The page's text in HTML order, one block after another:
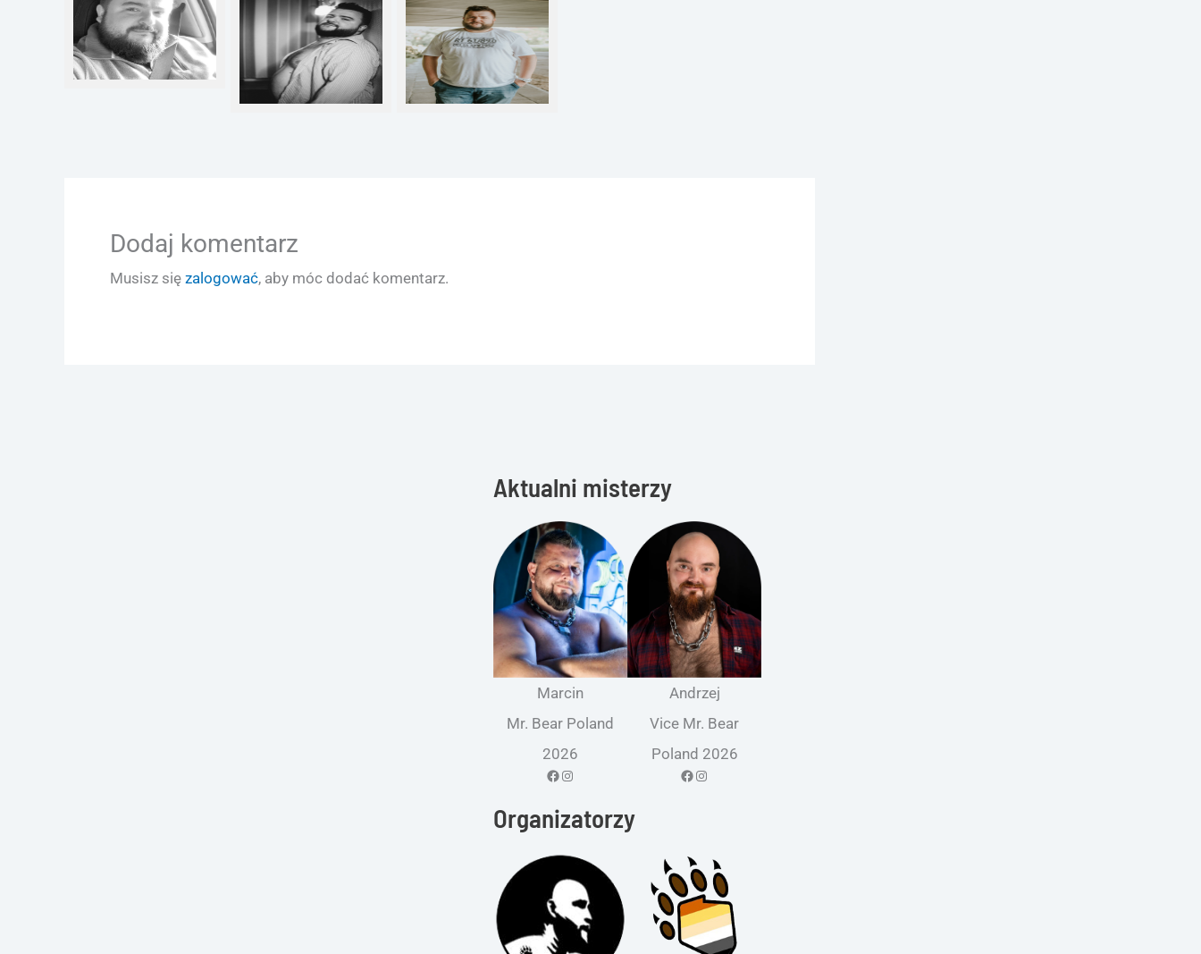
Dodaj komentarz
Musisz się zalogować, aby móc dodać komentarz.
Aktualni misterzy
Marcin
Mr. Bear Poland
2026
Facebook Instagram
Andrzej
Vice Mr. Bear
Poland 2026
Facebook Instagram
Organizatorzy